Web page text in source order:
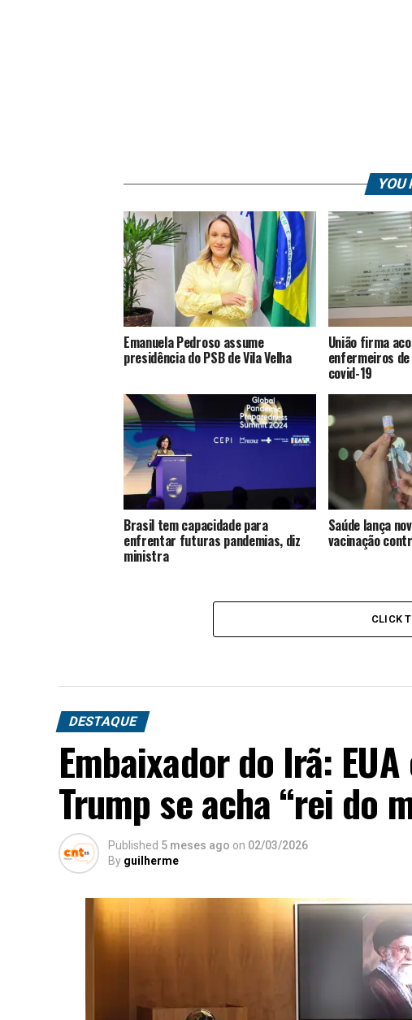
YOU
Emanuela Pedroso assume
presidência do PSB de Vila Velha
União firma
enfermeiros
covid-19
Brasil tem capacidade para
enfrentar futuras pandemias, diz
ministra
Saúde lança
vacinação
CLICK
DESTAQUE
Embaixador do Irã:
Trump se acha “rei do
Published 5 meses ago on 02/03/2026
By guilherme